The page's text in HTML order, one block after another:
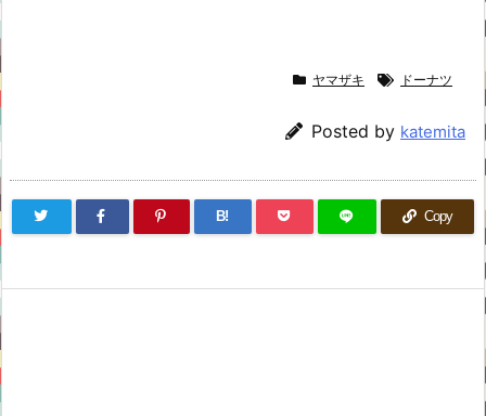
ヤマザキ ドーナツ
Posted by katemita
B! Copy